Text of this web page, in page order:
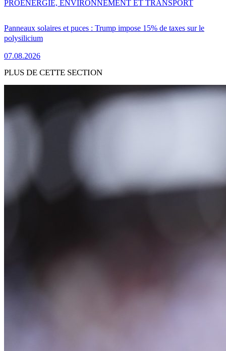
Panneaux solaires et puces : Trump impose 15% de taxes sur le
polysilicium
07.08.2026
PROENERGIE, ENVIRONNEMENT ET TRANSPORT
PLUS DE CETTE SECTION